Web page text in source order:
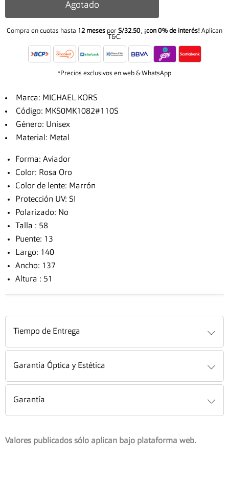
Agotado
Compra en cuotas hasta 12 meses por S/32.50, ¡con 0% de interés! Aplican
T&C.
*Precios exclusivos en web & WhatsApp
Marca: MICHAEL KORS
Código: MKS0MK1082#110S
Género: Unisex
Material: Metal
Forma: Aviador
Color: Rosa Oro
Color de lente: Marrón
Protección UV: SI
Polarizado: No
Talla : 58
Puente: 13
Largo: 140
Ancho: 137
Altura : 51
Tiempo de Entrega
Garantía Óptica y Estética
Garantía
Valores publicados sólo aplican bajo plataforma web.